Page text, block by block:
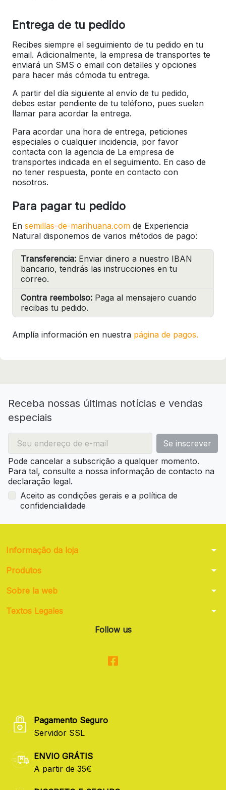
Entrega de tu pedido
Recibes siempre el seguimiento de tu pedido en tu
email. Adicionalmente, la empresa de transportes te
enviará un SMS o email con detalles y opciones
para hacer más cómoda tu entrega.
A partir del día siguiente al envío de tu pedido,
debes estar pendiente de tu teléfono, pues suelen
llamar para acordar la entrega.
Para acordar una hora de entrega, peticiones
especiales o cualquier incidencia, por favor
contacta con la agencia de La empresa de
transportes indicada en el seguimiento. En caso de
no tener respuesta, ponte en contacto con
nosotros.
Para pagar tu pedido
En semillas-de-marihuana.com de Experiencia
Natural disponemos de varios métodos de pago:
Transferencia: Enviar dinero a nuestro IBAN
bancario, tendrás las instrucciones en tu
correo.
Contra reembolso: Paga al mensajero cuando
recibas tu pedido.
Amplía información en nuestra página de pagos.
Receba nossas últimas notícias e vendas
especiais
Pode cancelar a subscrição a qualquer momento.
Para tal, consulte a nossa informação de contacto na
declaração legal.
Aceito as condições gerais e a política de
confidencialidade
Informação da loja arrow_drop_down
Produtos arrow_drop_down
Sobre la web arrow_drop_down
Textos Legales arrow_drop_down
Follow us
Pagamento Seguro
Servidor SSL
ENVIO GRÁTIS
A partir de 35€